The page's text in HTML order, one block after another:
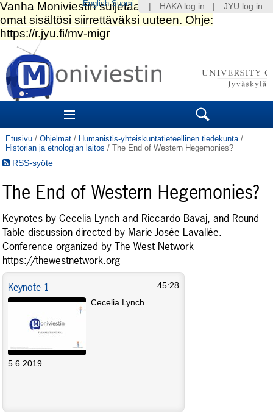
Siirry
sisältöön.
|
Siirry
navigointiin
Sections Search
Etusivu / Ohjelmat / Humanistis-yhteiskuntatieteellinen tiedekunta /
Historian ja etnologian laitos / The End of Western Hegemonies?
RSS-syöte
The End of Western Hegemonies?
Keynotes by Cecelia Lynch and Riccardo Bavaj, and Round
Table discussion directed by Marie-Josée Lavallée.
Conference organized by The West Network
https://thewestnetwork.org
Keynote 1
45:28
Cecelia Lynch
5.6.2019
HAKA log in JYU log in
English Suomi